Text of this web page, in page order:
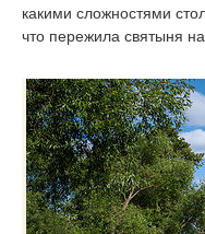
какими сложностями
что пережила святыня